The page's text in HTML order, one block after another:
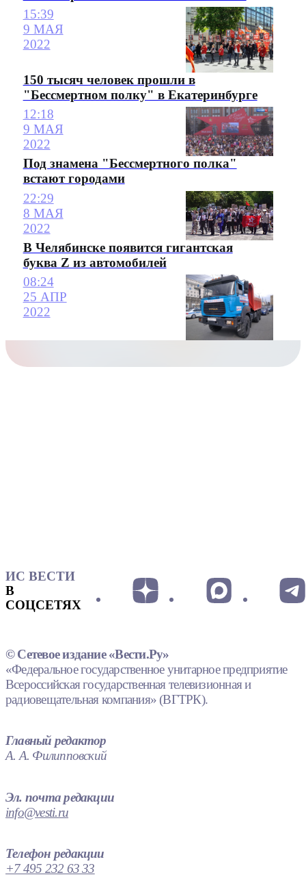
15:39
9 МАЯ
2022
150 тысяч человек прошли в
"Бессмертном полку" в Екатеринбурге
12:18
9 МАЯ
2022
Под знамена "Бессмертного полка"
встают городами
22:29
8 МАЯ
2022
В Челябинске появится гигантская
буква Z из автомобилей
08:24
25 АПР
2022
ИС ВЕСТИ
В
СОЦСЕТЯХ
© Сетевое издание «Вести.Ру»
«Федеральное государственное унитарное предприятие
Всероссийская государственная телевизионная и
радиовещательная компания» (ВГТРК).
Главный редактор
А. А. Филипповский
Эл. почта редакции
info@vesti.ru
Телефон редакции
+7 495 232 63 33